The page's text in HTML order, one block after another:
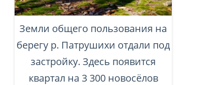
Земли общего пользования на
берегу р. Патрушихи отдали под
застройку. Здесь появится
квартал на 3 300 новосёлов